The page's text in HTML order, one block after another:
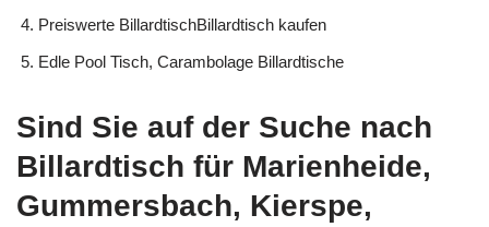
Preiswerte BillardtischBillardtisch kaufen
Edle Pool Tisch, Carambolage Billardtische
Sind Sie auf der Suche nach
Billardtisch für Marienheide,
Gummersbach, Kierspe,